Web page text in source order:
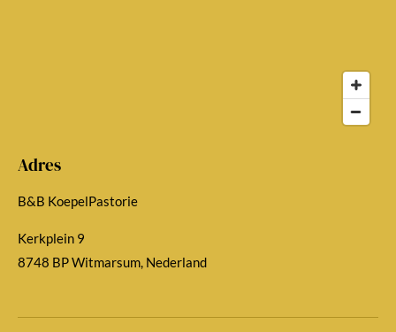
Adres
B&B KoepelPastorie
Kerkplein 9
8748 BP Witmarsum, Nederland